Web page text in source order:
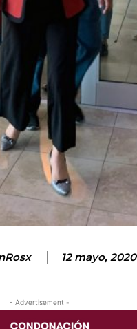
12 mayo, 2020
- Advertisement -